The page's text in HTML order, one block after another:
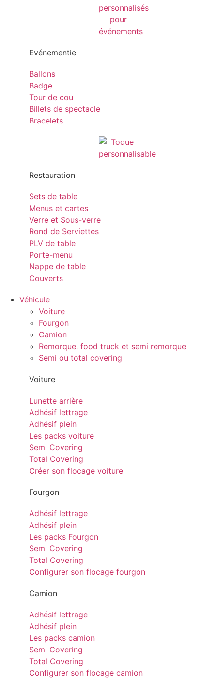
Evénementiel
Ballons
Badge
Tour de cou
Billets de spectacle
Bracelets
Restauration
Sets de table
Menus et cartes
Verre et Sous-verre
Rond de Serviettes
PLV de table
Porte-menu
Nappe de table
Couverts
Véhicule
Voiture
Fourgon
Camion
Remorque, food truck et semi remorque
Semi ou total covering
Voiture
Lunette arrière
Adhésif lettrage
Adhésif plein
Les packs voiture
Semi Covering
Total Covering
Créer son flocage voiture
Fourgon
Adhésif lettrage
Adhésif plein
Les packs Fourgon
Semi Covering
Total Covering
Configurer son flocage fourgon
Camion
Adhésif lettrage
Adhésif plein
Les packs camion
Semi Covering
Total Covering
Configurer son flocage camion